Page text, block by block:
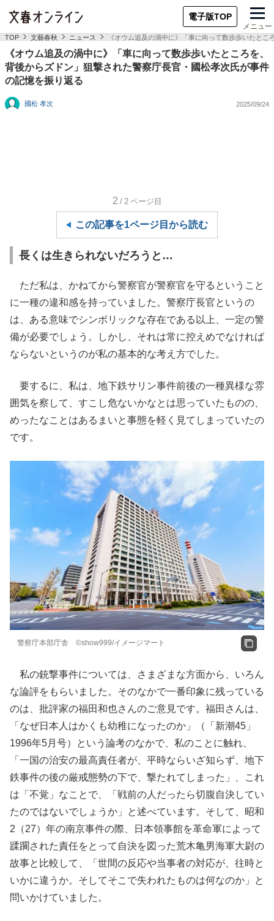
電子版TOP
メニュー
TOP 文藝春秋 ニュース 《オウム追及の渦中に》「車に向って数歩歩いたと
《オウム追及の渦中に》「車に向って数歩歩いたところを、
背後からズドン」狙撃された警察庁長官・國松孝次氏が事件
の記憶を振り返る
國松 孝次 2025/09/24
2 /2 ページ目
この記事を1ページ目から読む
長くは生きられないだろうと…
ただ私は、かねてから警察官が警察官を守るということ
に一種の違和感を持っていました。警察庁長官というの
は、ある意味でシンボリックな存在である以上、一定の警
備が必要でしょう。しかし、それは常に控えめでなければ
ならないというのが私の基本的な考え方でした。
要するに、私は、地下鉄サリン事件前後の一種異様な雰
囲気を察して、すこし危ないかなとは思っていたものの、
めったなことはあるまいと事態を軽く見てしまっていたの
です。
警察庁本部庁舎 ©show999/イメージマート
私の銃撃事件については、さまざまな方面から、いろん
な論評をもらいました。そのなかで一番印象に残っている
のは、批評家の福田和也さんのご意見です。福田さんは、
「なぜ日本人はかくも幼稚になったのか」（「新潮45」
1996年5月号）という論考のなかで、私のことに触れ、
「一国の治安の最高責任者が、平時ならいざ知らず、地下
鉄事件の後の厳戒態勢の下で、撃たれてしまった」、これ
は「不覚」なことで、「戦前の人だったら切腹自決してい
たのではないでしょうか」と述べています。そして、昭和
2（27）年の南京事件の際、日本領事館を革命軍によって
蹂躙された責任をとって自決を図った荒木亀男海軍大尉の
故事と比較して、「世間の反応や当事者の対応が、往時と
いかに違うか。そしてそこで失われたものは何なのか」と
問いかけていました。